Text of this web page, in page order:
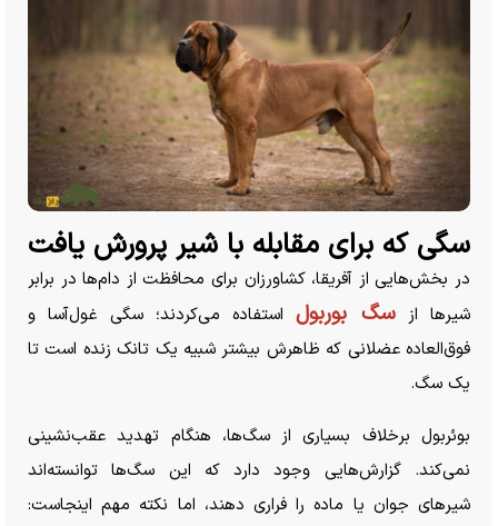
سگی که برای مقابله با شیر پرورش یافت
در بخش‌هایی از آفریقا، کشاورزان برای محافظت از دام‌ها در برابر
شیر‌ها ازسگ بوربولاستفاده می‌کردند؛ سگی غول‌آسا و
فوق‌العاده عضلانی که ظاهرش بیشتر شبیه یک تانک زنده است تا
یک سگ.
بوئربول برخلاف بسیاری از سگ‌ها، هنگام تهدید عقب‌نشینی
نمی‌کند. گزارش‌هایی وجود دارد که این سگ‌ها توانسته‌اند
شیر‌های جوان یا ماده را فراری دهند، اما نکته مهم اینجاست: